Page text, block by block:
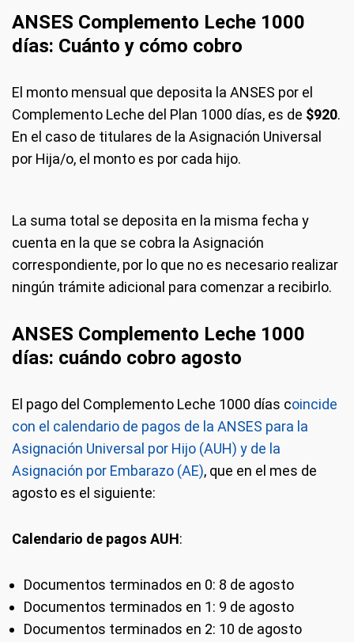
ANSES Complemento Leche 1000
días: Cuánto y cómo cobro
El monto mensual que deposita la ANSES por el
Complemento Leche del Plan 1000 días, es de $920.
En el caso de titulares de la Asignación Universal
por Hija/o, el monto es por cada hijo.
La suma total se deposita en la misma fecha y
cuenta en la que se cobra la Asignación
correspondiente, por lo que no es necesario realizar
ningún trámite adicional para comenzar a recibirlo.
ANSES Complemento Leche 1000
días: cuándo cobro agosto
El pago del Complemento Leche 1000 días coincide
con el calendario de pagos de la ANSES para la
Asignación Universal por Hijo (AUH) y de la
Asignación por Embarazo (AE), que en el mes de
agosto es el siguiente:
Calendario de pagos AUH:
Documentos terminados en 0: 8 de agosto
Documentos terminados en 1: 9 de agosto
Documentos terminados en 2: 10 de agosto